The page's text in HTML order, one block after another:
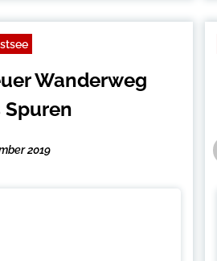
Wanderweg
Spuren
2019